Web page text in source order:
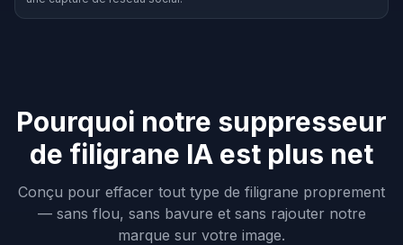
Pourquoi notre suppresseur
de filigrane IA est plus net
Conçu pour effacer tout type de filigrane proprement
— sans flou, sans bavure et sans rajouter notre
marque sur votre image.